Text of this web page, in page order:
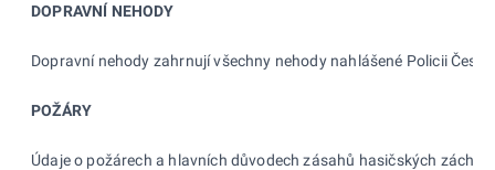
DOPRAVNÍ NEHODY
Dopravní nehody zahrnují všechny nehody nahlášené Policii
POŽÁRY
Údaje o požárech a hlavních důvodech zásahů hasičských